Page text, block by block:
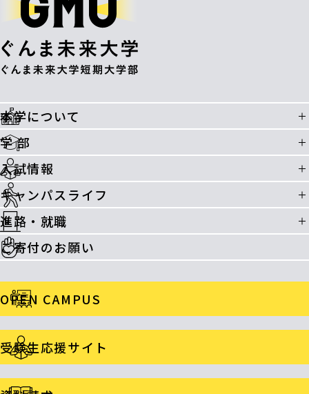
本学について
学 部
入試情報
キャンパスライフ
進路・就職
ご寄付のお願い
OPEN CAMPUS
受験生応援サイト